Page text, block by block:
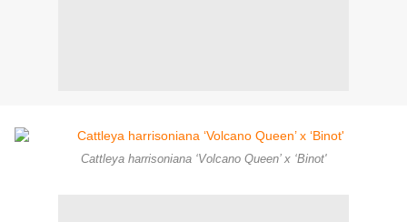
Cattleya harrisoniana ‘Volcano Queen’ x ‘Binot'